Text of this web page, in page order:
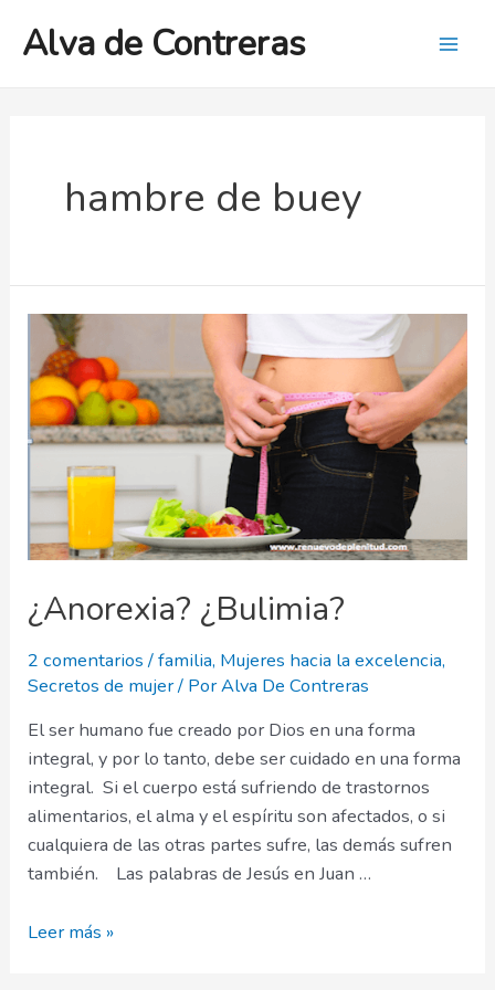
Alva de Contreras
hambre de buey
¿Anorexia? ¿Bulimia?
2 comentarios /familia, Mujeres hacia la excelencia,
Secretos de mujer/ PorAlva De Contreras
El ser humano fue creado por Dios en una forma
integral, y por lo tanto, debe ser cuidado en una forma
integral. Si el cuerpo está sufriendo de trastornos
alimentarios, el alma y el espíritu son afectados, o si
cualquiera de las otras partes sufre, las demás sufren
también. Las palabras de Jesús en Juan …
¿Anorexia?
Leer más »